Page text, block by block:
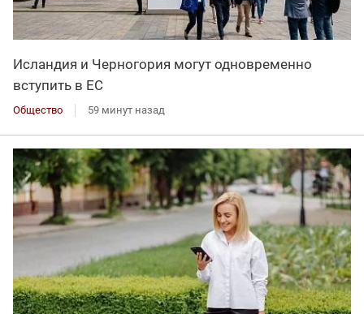
Исландия и Черногория могут одновременно
вступить в ЕС
Общество 59 минут назад